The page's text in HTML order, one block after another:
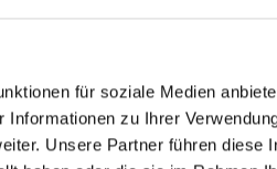
für soziale Medien
zu Ihrer
Unsere Partner führen diese
Newsletter anmelden.